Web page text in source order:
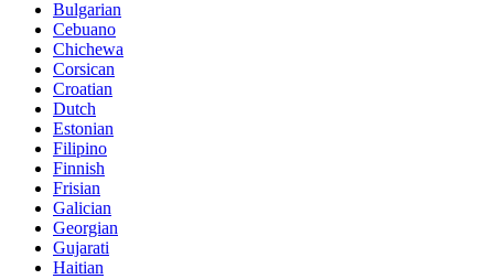
Bulgarian
Cebuano
Chichewa
Corsican
Croatian
Dutch
Estonian
Filipino
Finnish
Frisian
Galician
Georgian
Gujarati
Haitian